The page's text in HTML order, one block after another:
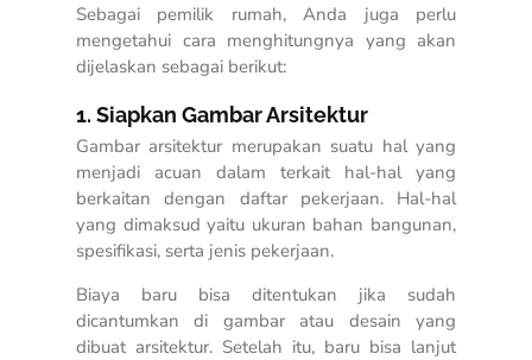
Sebagai pemilik rumah, Anda juga perlu
mengetahui cara menghitungnya yang akan
dijelaskan sebagai berikut:
1. Siapkan Gambar Arsitektur
Gambar arsitektur merupakan suatu hal yang
menjadi acuan dalam terkait hal-hal yang
berkaitan dengan daftar pekerjaan. Hal-hal
yang dimaksud yaitu ukuran bahan bangunan,
spesifikasi, serta jenis pekerjaan.
Biaya baru bisa ditentukan jika sudah
dicantumkan di gambar atau desain yang
dibuat arsitektur. Setelah itu, baru bisa lanjut